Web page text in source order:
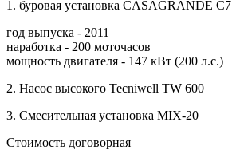
1. буровая установка CASAGRANDE C7
год выпуска - 2011
наработка - 200 моточасов
мощность двигателя - 147 кВт (200 л.с.)
2. Насос высокого Tecniwell TW 600
3. Смесительная установка MIX-20
Стоимость договорная